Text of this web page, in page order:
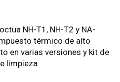
NH-T1, NH-T2 y NA-
térmico de alto
en varias versiones y kit de
limpieza